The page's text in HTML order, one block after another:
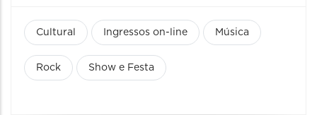
Cultural Ingressos on-line Música
Rock Show e Festa